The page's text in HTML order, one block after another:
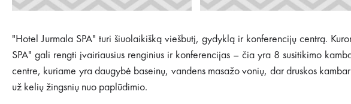
"Hotel Jurmala SPA" turi šiuolaikišką viešbutį, gydyklą ir konferencijų centrą.
SPA" gali rengti įvairiausius renginius ir konferencijas – čia yra 8 susitikimo
centre, kuriame yra daugybė baseinų, vandens masažo vonių, dar druskos
už kelių žingsnių nuo paplūdimio.